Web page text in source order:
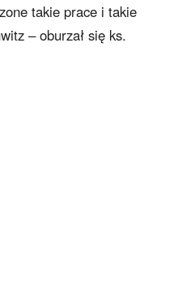
takie prace i takie
– oburzał się ks.